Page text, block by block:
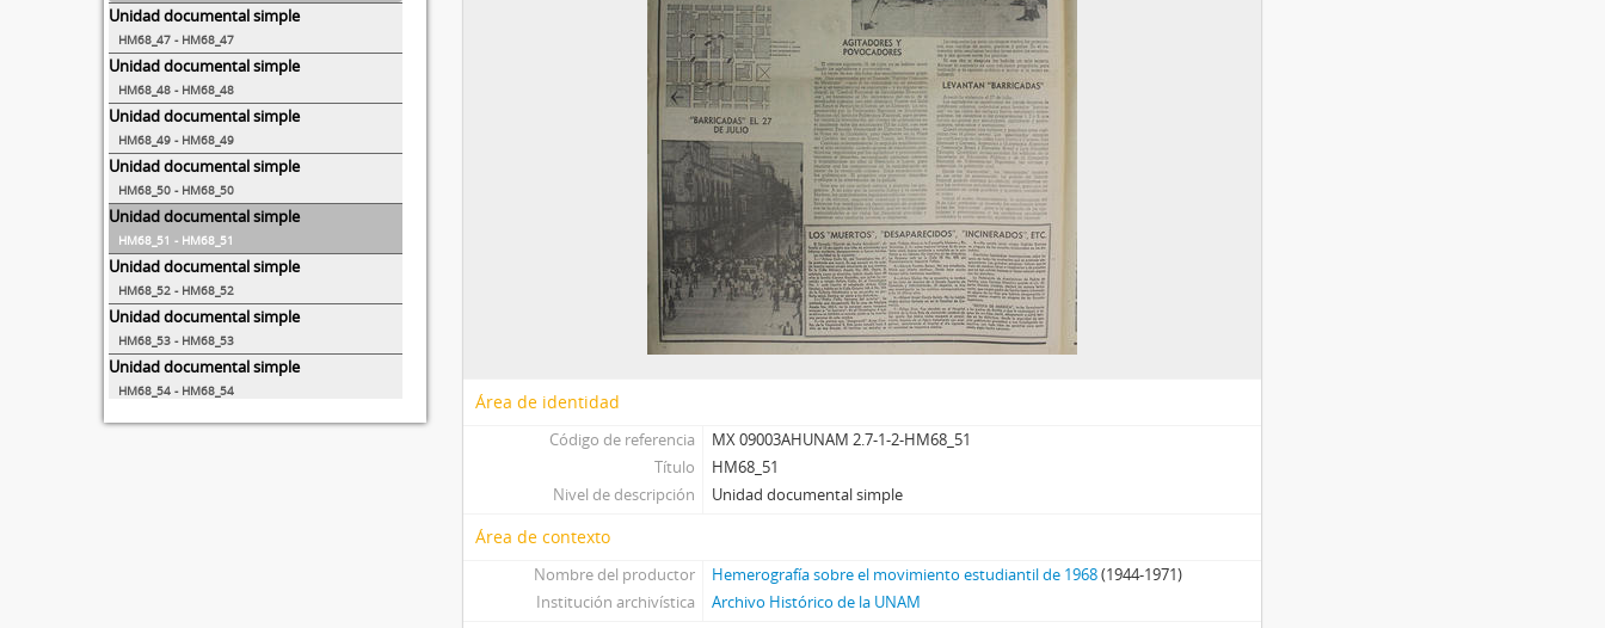
Unidad documental simple
HM68_47 - HM68_47
Unidad documental simple
HM68_48 - HM68_48
Unidad documental simple
HM68_49 - HM68_49
Unidad documental simple
HM68_50 - HM68_50
Unidad documental simple
HM68_51 - HM68_51
Unidad documental simple
HM68_52 - HM68_52
Unidad documental simple
HM68_53 - HM68_53
Unidad documental simple
HM68_54 - HM68_54
Área de identidad
Código de referencia
MX 09003AHUNAM 2.7-1-2-HM68_51
Título
HM68_51
Nivel de descripción
Unidad documental simple
Área de contexto
Nombre del productor Hemerografía sobre el movimiento estudiantil de 1968(1944-1971)
Institución archivística
Archivo Histórico de la UNAM